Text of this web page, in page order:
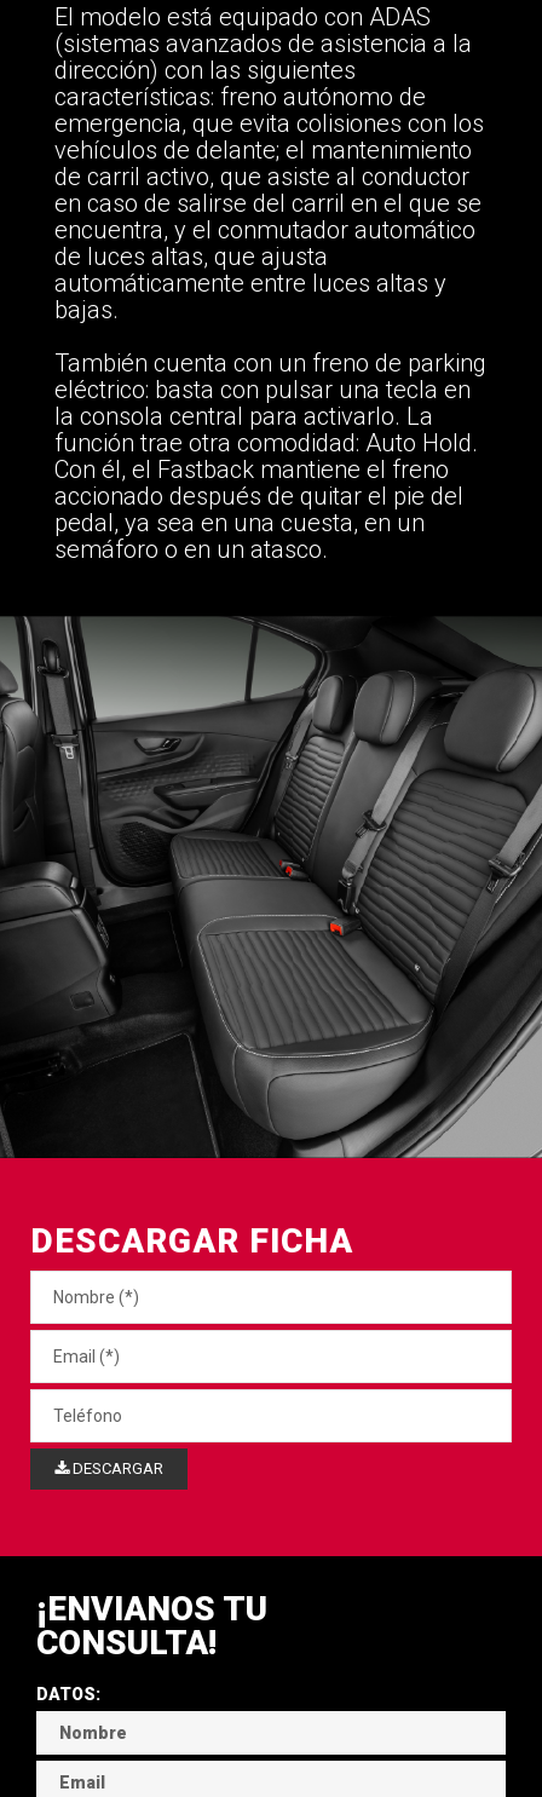
El modelo está equipado con ADAS
(sistemas avanzados de asistencia a la
dirección) con las siguientes
características: freno autónomo de
emergencia, que evita colisiones con los
vehículos de delante; el mantenimiento
de carril activo, que asiste al conductor
en caso de salirse del carril en el que se
encuentra, y el conmutador automático
de luces altas, que ajusta
automáticamente entre luces altas y
bajas.
También cuenta con un freno de parking
eléctrico: basta con pulsar una tecla en
la consola central para activarlo. La
función trae otra comodidad: Auto Hold.
Con él, el Fastback mantiene el freno
accionado después de quitar el pie del
pedal, ya sea en una cuesta, en un
semáforo o en un atasco.
DESCARGAR FICHA
DESCARGAR
¡ENVIANOS TU
CONSULTA!
DATOS: